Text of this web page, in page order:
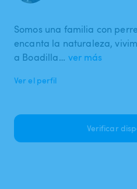
Somos una familia con
encanta la naturaleza,
a Boadilla… ver más
Ver el perfil
Verificar